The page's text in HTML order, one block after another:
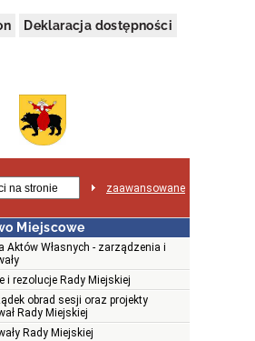
Deklaracja dostępności
zaawansowane
Miejscowe
Aktów Własnych - zarządzenia i
i rezolucje Rady Miejskiej
obrad sesji oraz projekty
Rady Miejskiej
Rady Miejskiej